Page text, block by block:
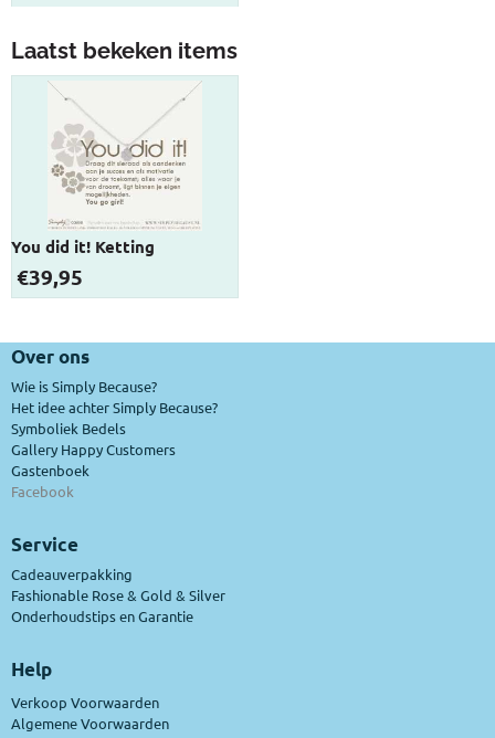
Laatst bekeken items
You did it! Ketting
€39,95
Over ons
Wie is Simply Because?
Het idee achter Simply Because?
Symboliek Bedels
Gallery Happy Customers
Gastenboek
Facebook
Service
Cadeauverpakking
Fashionable Rose & Gold & Silver
Onderhoudstips en Garantie
Help
Verkoop Voorwaarden
Algemene Voorwaarden